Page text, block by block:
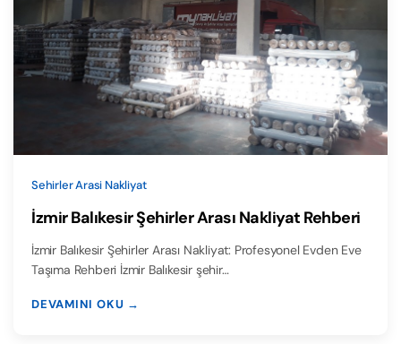
Sehirler Arasi Nakliyat
İzmir Balıkesir Şehirler Arası Nakliyat Rehberi
İzmir Balıkesir Şehirler Arası Nakliyat: Profesyonel Evden Eve
Taşıma Rehberi İzmir Balıkesir şehir…
DEVAMINI OKU →